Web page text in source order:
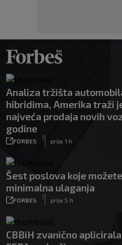
Analiza tržišta
hibridima, Amerika traži
najveća prodaja novih
godine
FORBES
|
prije 1 h
Šest poslova koje
minimalna ulaganja
FORBES
|
prije 5 h
CBBiH zvanično